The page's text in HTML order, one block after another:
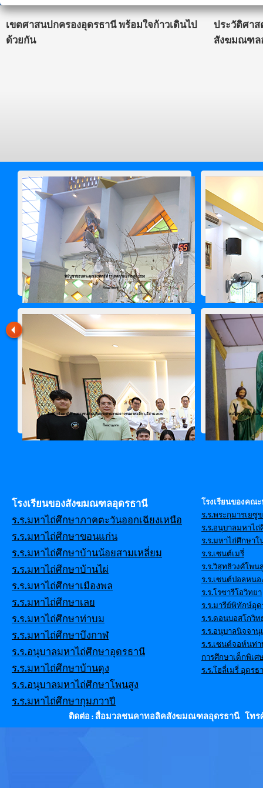
เขตศาสนปกครองอุดรธานี พร้อมใจก้าวเดินไป
ด้วยกัน
ประวัติศาส
สังฆมณฑล
พิธีบูชาขอบพระคุณอาทิตย์ที่ 17 เทศกาลธรรมดา 2026
Read more
สัมมนาจิตตาภิบาลเยาวชน และ ทีมประสานงานเยาวชนคาทอลิก 4 อีสาน 2026
Read more
สมโภชนักบุญเปโตรแ
โรงเรียนของสังฆมณฑลอุดรธานี
ร.ร.มหาไถ่ศึกษาภาคตะวันออกเฉียงเหนือ
ร.ร.มหาไถ่ศึกษาขอนแก่น
ร.ร.มหาไถ่ศึกษาบ้านน้อยสามเหลี่ยม
ร.ร.มหาไถ่ศึกษาบ้านไผ่
ร.ร.มหาไถ่ศึกษาเมืองพล
ร.ร.มหาไถ่ศึกษาเลย
ร.ร.มหาไถ่ศึกษาท่าบม
ร.ร.มหาไถ่ศึกษาบึงกาฬ
ร.ร.อนุบาลมหาไถ่ศึกษาอุดรธานี
ร.ร.มหาไถ่ศึกษาบ้านดุง
ร.ร.อนุบาลมหาไถ่ศึกษาโพนสูง
ร.ร.มหาไถ่ศึกษากุมภวาปี
โรงเรียนของคณ
ร.ร.พระกุมารเยซู
ร.ร.อนุบาลมหาไถ่
ร.ร.มหาไถ่ศึกษา
ร.ร.เซนต์เมรี่
ร.ร.วิสุทธิวงศ์โพน
ร.ร.เซนต์ปอลหนอ
ร.ร.โรซารีโอวิทยา
ร.ร.มารีย์พิทักษ์อุ
ร.ร.ดอนบอสโกวิท
ร.ร.อนุบาลนิจจานุ
ร.ร.เซนต์จอห์นท่
การศึกษาเด็กพิเ
ร.ร.โฮลี่เมรี่ อุดรธ
ติดต่อ : สื่อมวลชนคาทอลิคสังฆมณฑลอุดรธานี โทรศัพ